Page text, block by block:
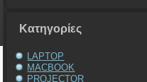
Kατηγορίες
LAPTOP
MACBOOK
PROJECTOR